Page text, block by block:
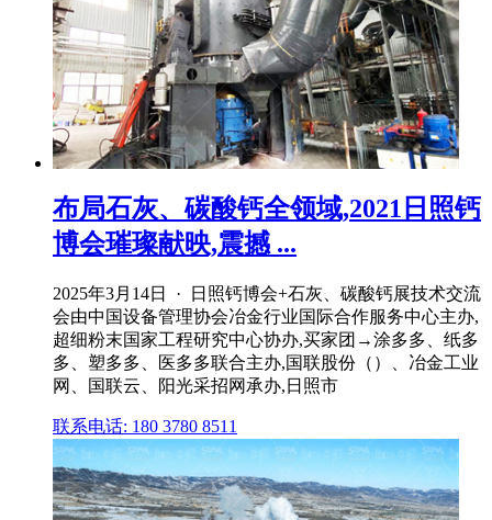
布局石灰、碳酸钙全领域,2021日照钙
博会璀璨献映,震撼 ...
2025年3月14日 · 日照钙博会+石灰、碳酸钙展技术交流
会由中国设备管理协会冶金行业国际合作服务中心主办,
超细粉末国家工程研究中心协办,买家团→涂多多、纸多
多、塑多多、医多多联合主办,国联股份（）、冶金工业
网、国联云、阳光采招网承办,日照市
联系电话: 180 3780 8511